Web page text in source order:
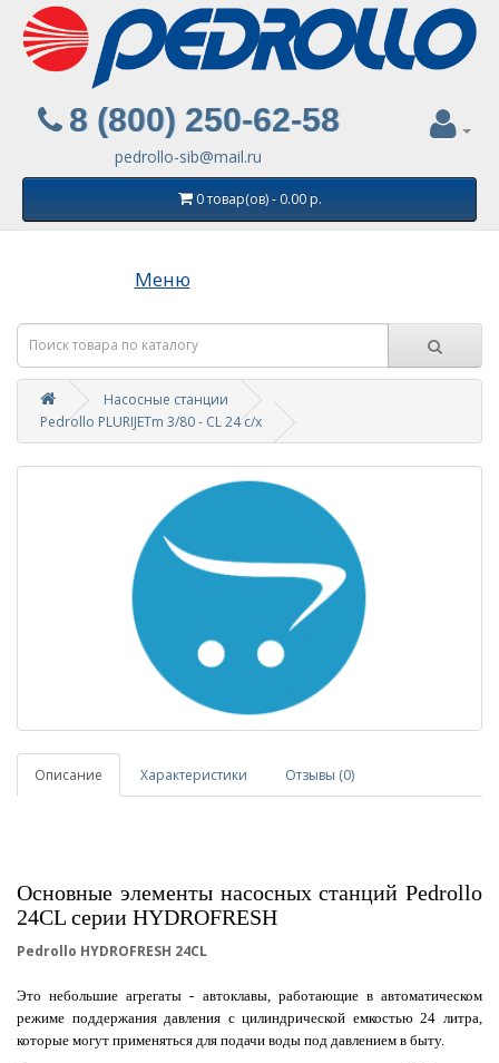
8 (800) 250-62-58
pedrollo-sib@mail.ru
0 товар(ов) - 0.00 р.
Меню
Насосные станции
Pedrollo PLURIJETm 3/80 - CL 24 с/х
Описание Характеристики Отзывы (0)
Основные элементы насосных станций Pedrollo
24CL серии HYDROFRESH
Pedrollo HYDROFRESH 24CL
Это небольшие агрегаты - автоклавы, работающие в автоматическом
режиме поддержания давления с цилиндрической емкостью 24 литра,
которые могут применяться для подачи воды под давлением в быту.